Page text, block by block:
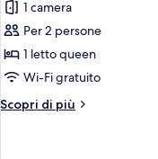
singoli
per
Camera,
terrazzo,
vista
1 camera
Per 2 persone
1 letto queen
Wi-Fi gratuito
Scopri di più
Altri